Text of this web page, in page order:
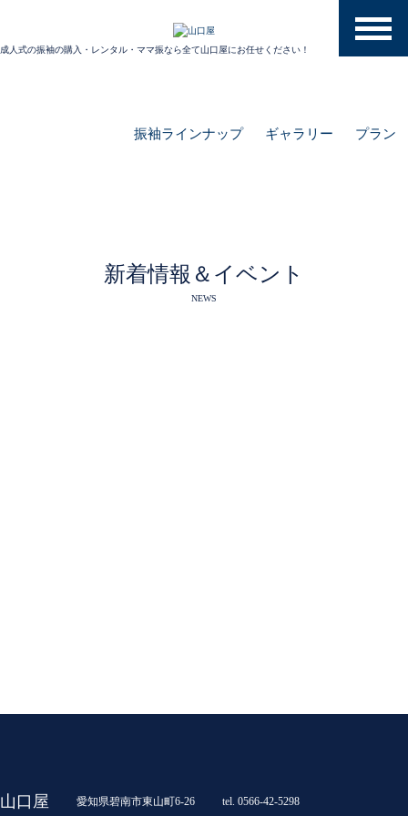
成人式の振袖の購入・レンタル・ママ振なら全て山口屋にお任せください！
振袖ラインナップ ギャラリー プラン
新着情報＆イベント
NEWS
山口屋 愛知県碧南市東山町6-26 tel. 0566-42-5298
toggle